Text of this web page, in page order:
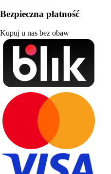
Bezpieczna płatność
Kupuj u nas bez obaw